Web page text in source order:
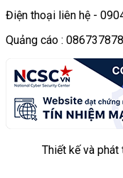
Điện thoại liên hệ -
Quảng cáo :
Thiết kế và phát